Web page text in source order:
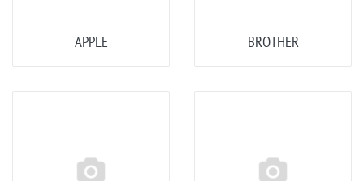
APPLE BROTHER